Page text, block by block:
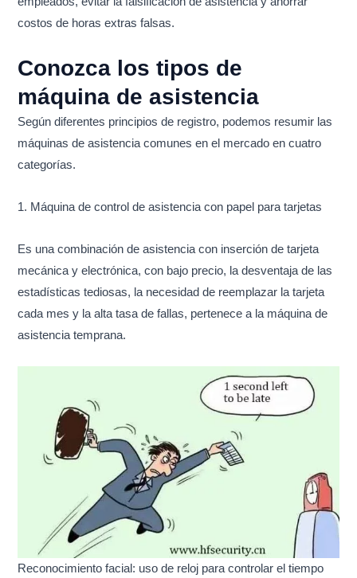
costos de horas extras falsas.
Conozca los tipos de
máquina de asistencia
Según diferentes principios de registro, podemos resumir las
máquinas de asistencia comunes en el mercado en cuatro
categorías.
1. Máquina de control de asistencia con papel para tarjetas
Es una combinación de asistencia con inserción de tarjeta
mecánica y electrónica, con bajo precio, la desventaja de las
estadísticas tediosas, la necesidad de reemplazar la tarjeta
cada mes y la alta tasa de fallas, pertenece a la máquina de
asistencia temprana.
Reconocimiento facial: uso de reloj para controlar el tiempo